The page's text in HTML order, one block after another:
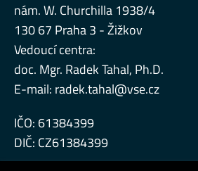
nám. W. Churchilla 1938/4
130 67 Praha 3 - Žižkov
Vedoucí centra:
doc. Mgr. Radek Tahal, Ph.D.
E-mail: radek.tahal@vse.cz
IČO: 61384399
DIČ: CZ61384399